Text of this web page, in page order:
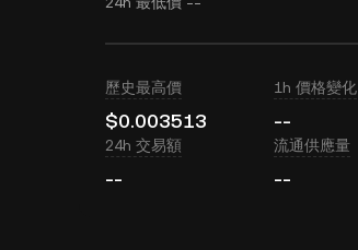
歷史最高價
$0.003513
1h 價格變化
--
24h 交易額
--
流通供應量
--